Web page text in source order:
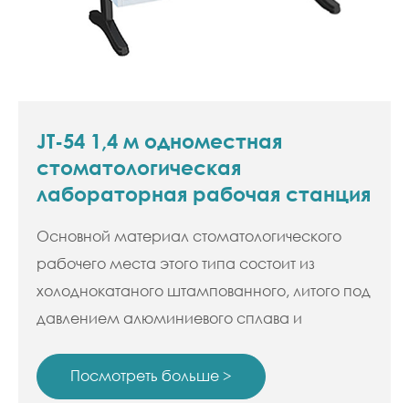
JT-54 1,4 м одноместная
стоматологическая
лабораторная рабочая станция
Основной материал стоматологического
рабочего места этого типа состоит из
холоднокатаного штампованного, литого под
давлением алюминиевого сплава и
Посмотреть больше >